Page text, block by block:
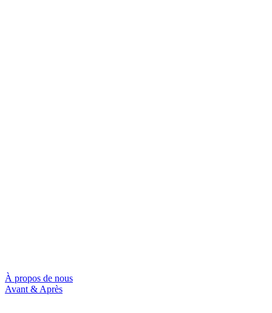
À propos de nous
Avant & Après